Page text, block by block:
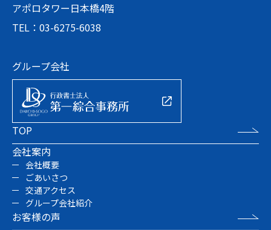
アポロタワー日本橋4階
TEL：03-6275-6038
グループ会社
TOP
会社案内
会社概要
ごあいさつ
交通アクセス
グループ会社紹介
お客様の声